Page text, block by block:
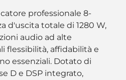
professionale 8-
d'uscita totale di 1280 W,
audio ad alte
flessibilità, affidabilità e
essenziali. Dotato di
D e DSP integrato,